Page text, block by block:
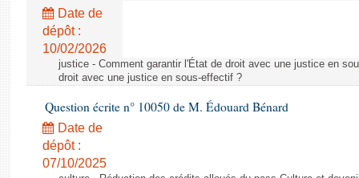
Date de
dépôt :
10/02/2026
justice - Comment garantir l'État de droit avec une justice en
droit avec une justice en sous-effectif ?
Question écrite n° 10050 de M. Édouard Bénard
Date de
dépôt :
07/10/2025